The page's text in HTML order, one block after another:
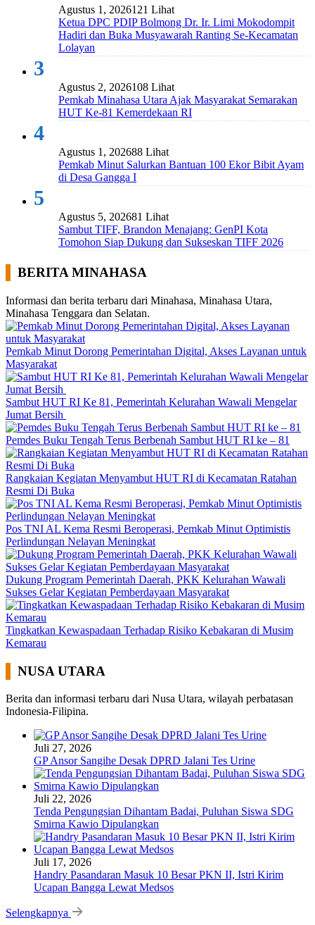
Agustus 1, 2026121 Lihat
Ketua DPC PDIP Bolmong Dr. Ir. Limi Mokodompit
Hadiri dan Buka Musyawarah Ranting Se-Kecamatan
Lolayan
3
Agustus 2, 2026108 Lihat
Pemkab Minahasa Utara Ajak Masyarakat Semarakan
HUT Ke-81 Kemerdekaan RI
4
Agustus 1, 202688 Lihat
Pemkab Minut Salurkan Bantuan 100 Ekor Bibit Ayam
di Desa Gangga I
5
Agustus 5, 202681 Lihat
Sambut TIFF, Brandon Menajang: ​GenPI Kota
Tomohon Siap Dukung dan Sukseskan TIFF 2026
BERITA MINAHASA
Informasi dan berita terbaru dari Minahasa, Minahasa Utara,
Minahasa Tenggara dan Selatan.
Pemkab Minut Dorong Pemerintahan Digital, Akses Layanan untuk
Masyarakat
Sambut HUT RI Ke 81, Pemerintah Kelurahan Wawali Mengelar
Jumat Bersih
Pemdes Buku Tengah Terus Berbenah Sambut HUT RI ke – 81
Rangkaian Kegiatan Menyambut HUT RI di Kecamatan Ratahan
Resmi Di Buka
Pos TNI AL Kema Resmi Beroperasi, Pemkab Minut Optimistis
Perlindungan Nelayan Meningkat
Dukung Program Pemerintah Daerah, PKK Kelurahan Wawali
Sukses Gelar Kegiatan Pemberdayaan Masyarakat
Tingkatkan Kewaspadaan Terhadap Risiko Kebakaran di Musim
Kemarau
NUSA UTARA
Berita dan informasi terbaru dari Nusa Utara, wilayah perbatasan
Indonesia-Filipina.
Juli 27, 2026
GP Ansor Sangihe Desak DPRD Jalani Tes Urine
Juli 22, 2026
Tenda Pengungsian Dihantam Badai, Puluhan Siswa SDG
Smirna Kawio Dipulangkan
Juli 17, 2026
Handry Pasandaran Masuk 10 Besar PKN II, Istri Kirim
Ucapan Bangga Lewat Medsos
Selengkapnya